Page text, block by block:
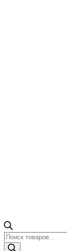
Поиск
товаров